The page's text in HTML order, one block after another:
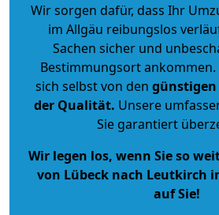
Wir sorgen dafür, dass Ihr
im Allgäu reibungslos
Sachen sicher und
Bestimmungsort ankommen.
sich selbst von den günstigen
der Qualität. Unsere
Sie garantiert
Wir legen los, wenn Sie so
von Lübeck nach Leutkirch
auf Sie!